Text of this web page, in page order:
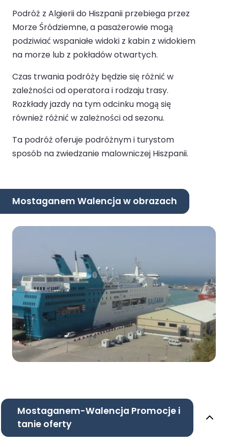
Podróż z Algierii do Hiszpanii przebiega przez
Morze Śródziemne, a pasażerowie mogą
podziwiać wspaniałe widoki z kabin z widokiem
na morze lub z pokładów otwartych.
Czas trwania podróży będzie się różnić w
zależności od operatora i rodzaju trasy.
Rozkłady jazdy na tym odcinku mogą się
również różnić w zależności od sezonu.
Ta podróż oferuje podróżnym i turystom
sposób na zwiedzanie malowniczej Hiszpanii.
Mostaganem Walencja w obrazach
Mostaganem-Walencja Promocje i
tanie oferty